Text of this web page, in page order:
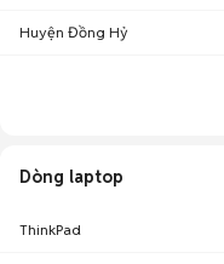
Huyện Đồng Hỷ
Dòng laptop
ThinkPad